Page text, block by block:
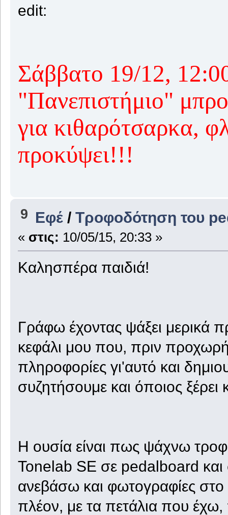
edit:
Σάββατο 19/12,
"Πανεπιστήμιο"
για κιθαρότσαρκα,
προκύψει!!!
9 Εφέ /Τροφοδότηση του
« στις: 10/05/15, 20:33 »
Καλησπέρα παιδιά!
Γράφω έχοντας ψάξει μερικά
κεφάλι μου που, πριν
πληροφορίες γι'αυτό και
συζητήσουμε και όποιος
Η ουσία είναι πως ψάχνω
Tonelab SE σε pedalboard
ανεβάσω και φωτογραφίες στο
πλέον, με τα πετάλια που